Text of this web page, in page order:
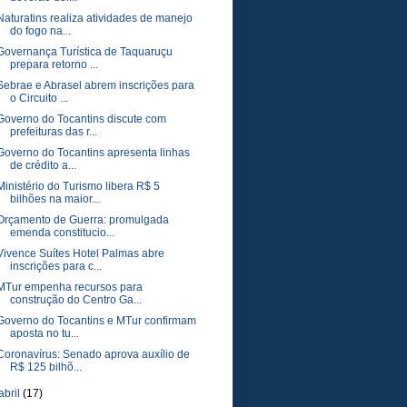
realiza atividades de manejo
do fogo na...
Turística de Taquaruçu
prepara retorno ...
e Abrasel abrem inscrições para
o Circuito ...
do Tocantins discute com
prefeituras das r...
do Tocantins apresenta linhas
de crédito a...
do Turismo libera R$ 5
bilhões na maior...
de Guerra: promulgada
emenda constitucio...
Suítes Hotel Palmas abre
inscrições para c...
empenha recursos para
construção do Centro Ga...
do Tocantins e MTur confirmam
aposta no tu...
Senado aprova auxílio de
R$ 125 bilhõ...
(17)